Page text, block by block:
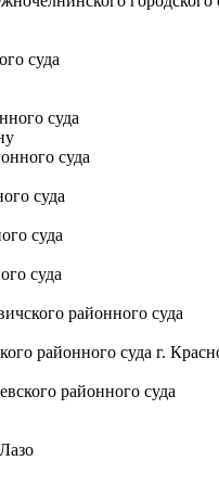
суда
суда
суда
суда
суда
суда
районного суда
районного суда г.
районного суда